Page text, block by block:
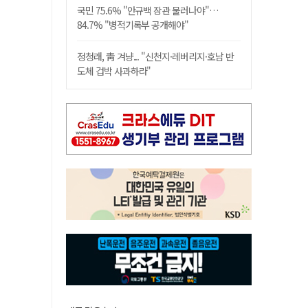
국민 75.6% "안규백 장관 물러나야"…
84.7% "병적기록부 공개해야"
정청래, 靑 겨냥... "신천지·레버리지·호남 반
도체 겁박 사과하라"